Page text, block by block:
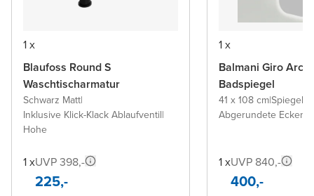
1 x
Blaufoss Round S
Waschtischarmatur
Schwarz Matt|
Inklusive Klick-Klack Ablaufventil|
Hohe
1 xUVP 398,-
225,-
1 x
Balmani Giro
Badspiegel
41 x 108 cm|Spiegel
Abgerundete Ecken
1 xUVP 840,-
400,-